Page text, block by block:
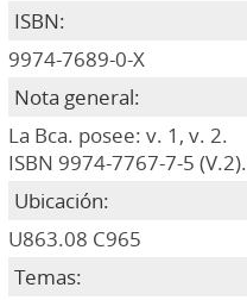
ISBN:
9974-7689-0-X
Nota general:
La Bca. posee: v. 1, v. 2.
ISBN 9974-7767-7-5 (V.2).
Ubicación:
U863.08 C965
Temas: